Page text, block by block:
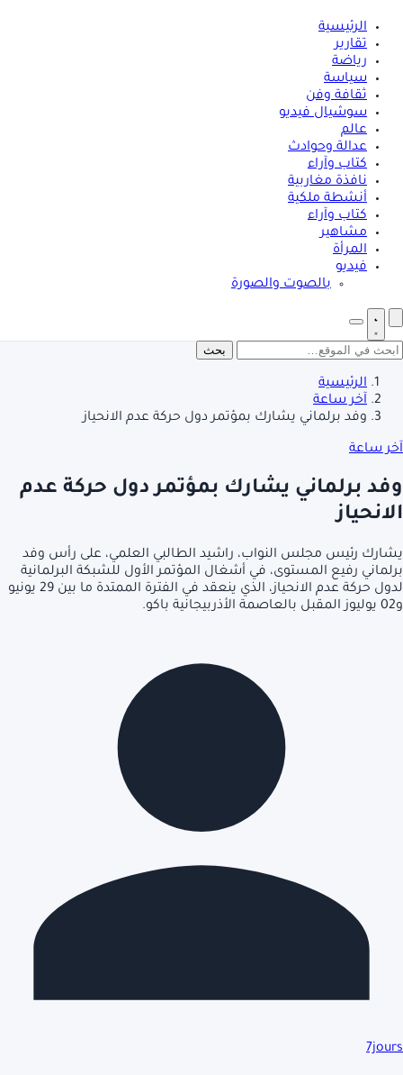
الرئيسية
تقارير
رياضة
سياسة
ثقافة وفن
سوشيال فيديو
عالم
عدالة وحوادث
كتاب وآراء
نافذة مغاربية
أنشطة ملكية
كتاب وآراء
مشاهير
المرأة
فيديو
بالصوت والصورة
بحث
الرئيسية
آخر ساعة
وفد برلماني يشارك بمؤتمر دول حركة عدم الانحياز
آخر ساعة
وفد برلماني يشارك بمؤتمر دول حركة عدم
الانحياز
يشارك رئيس مجلس النواب، راشيد الطالبي العلمي، على رأس وفد
برلماني رفيع المستوى، في أشغال المؤتمر الأول للشبكة البرلمانية
لدول حركة عدم الانحياز، الذي ينعقد في الفترة الممتدة ما بين 29 يونيو
و02 يوليوز المقبل بالعاصمة الأذربيجانية باكو.
7jours